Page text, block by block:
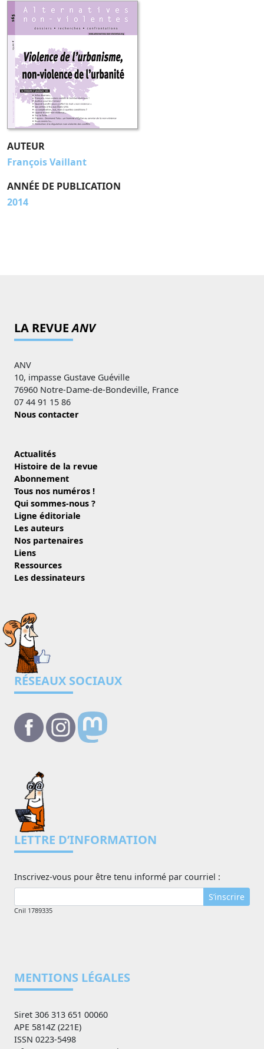
AUTEUR
François Vaillant
ANNÉE DE PUBLICATION
2014
LA REVUEANV
ANV
10, impasse Gustave Guéville
76960 Notre-Dame-de-Bondeville, France
07 44 91 15 86
Nous contacter
Actualités
Histoire de la revue
Abonnement
Tous nos numéros !
Qui sommes-nous ?
Ligne éditoriale
Les auteurs
Nos partenaires
Liens
Ressources
Les dessinateurs
RÉSEAUX SOCIAUX
LETTRE D’INFORMATION
Inscrivez-vous pour être tenu informé par courriel :
S’inscrire
Cnil 1789335
MENTIONS LÉGALES
Siret 306 313 651 00060
APE 5814Z (221E)
ISSN 0223-5498